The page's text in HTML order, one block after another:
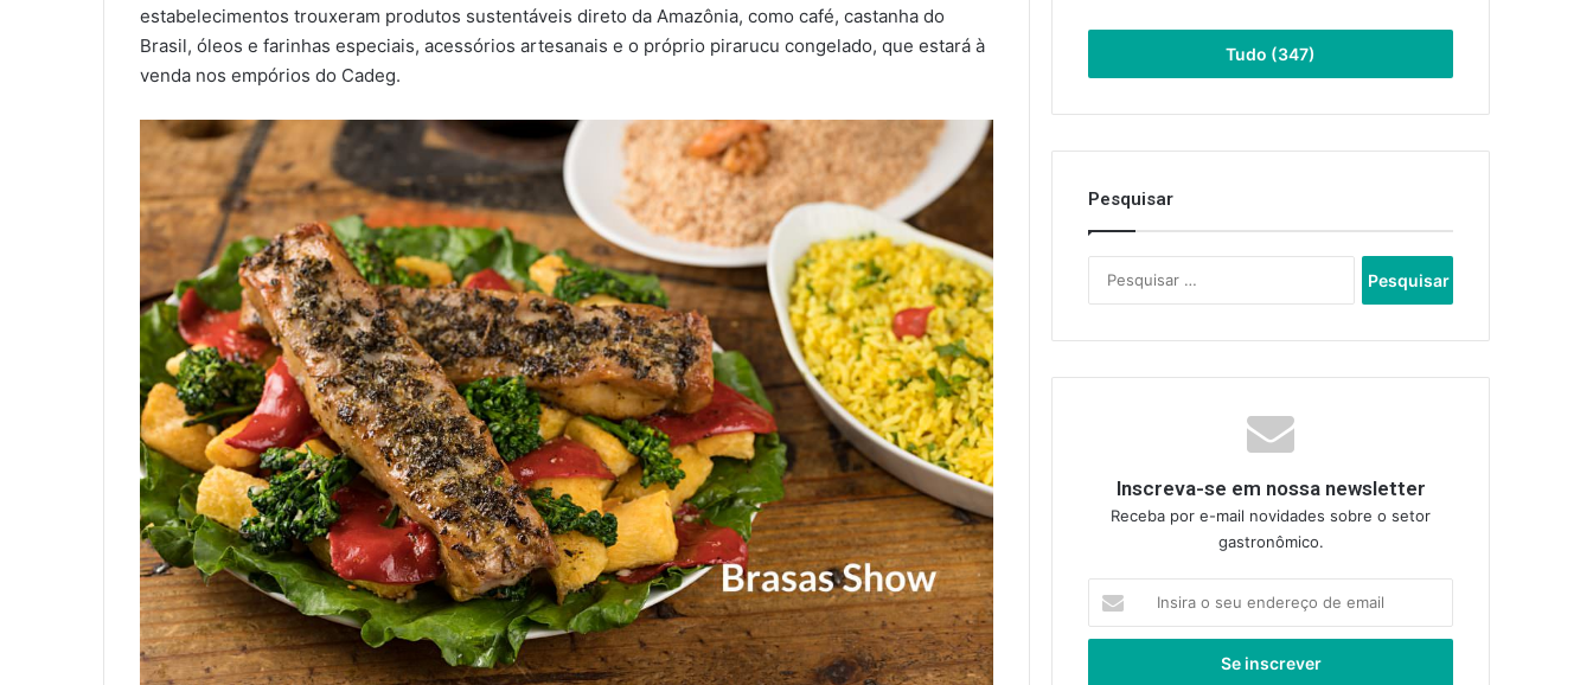
estabelecimentos trouxeram produtos sustentáveis direto da Amazônia, como café, castanha do
Brasil, óleos e farinhas especiais, acessórios artesanais e o próprio pirarucu congelado, que estará à
venda nos empórios do Cadeg.
Tudo (347)
Pesquisar
por:
Inscreva-se em nossa newsletter
Receba por e-mail novidades sobre o setor
gastronômico.
seu